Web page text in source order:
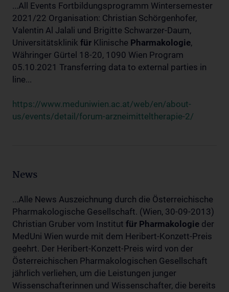
...All Events Fortbildungsprogramm Wintersemester
2021/22 Organisation: Christian Schörgenhofer,
Valentin Al Jalali und Brigitte Schwarzer-Daum,
Universitätsklinik für Klinische Pharmakologie,
Währinger Gürtel 18-20, 1090 Wien Program
05.10.2021 Transferring data to external parties in
line...
https://www.meduniwien.ac.at/web/en/about-
us/events/detail/forum-arzneimitteltherapie-2/
News
...Alle News Auszeichnung durch die Österreichische
Pharmakologische Gesellschaft. (Wien, 30-09-2013)
Christian Gruber vom Institut für Pharmakologie der
MedUni Wien wurde mit dem Heribert-Konzett-Preis
geehrt. Der Heribert-Konzett-Preis wird von der
Österreichischen Pharmakologischen Gesellschaft
jährlich verliehen, um die Leistungen junger
Wissenschafterinnen und Wissenschafter, die bereits